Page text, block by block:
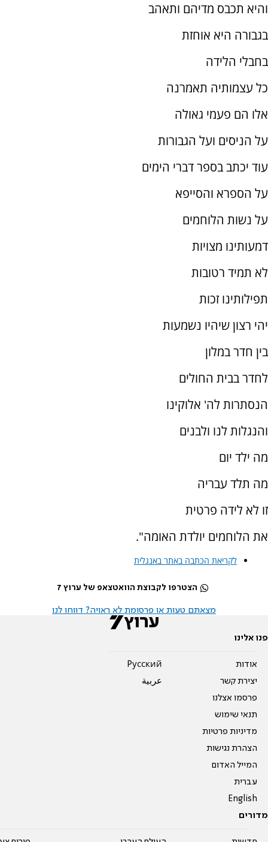
והיא תכבס מדיהם ותאהב
בגבורה היא אוחזת
בחבלי הלידה
כל עצמותיה תאמרנה
אלו הם פעמי גאולה
על הניסים ועל הגבורות
עוד יכתב בספר דברי הימים
על הספרא והסייפא
על נשות הלוחמים
דמעותינו מצויות
לא תמיד רטובות
תפילותינו זכות
יהי רצון שיהיו נשמעות
בין חדר במלון
לחדר בבית החולים
הנסתרות לה' אלוקינו
והנגלות לנו ולבנים
מה ילד יום
מה תלד עבריה
זו לא לידה פרטית
את הלוחמים יולדת האומה".
לקריאת הכתבה באתר באנגלית
הצטרפו לקבוצת הוואטצאפ של ערוץ 7
מצאתם טעות או פרסומת לא ראויה? דווחו לנו
פנו אלינו
אודות
יצירת קשר
פרסמו אצלנו
תנאי שימוש
מדיניות פרטיות
הצהרת נגישות
המייל האדום
עברית
English
Pусский
عربية
מדורים